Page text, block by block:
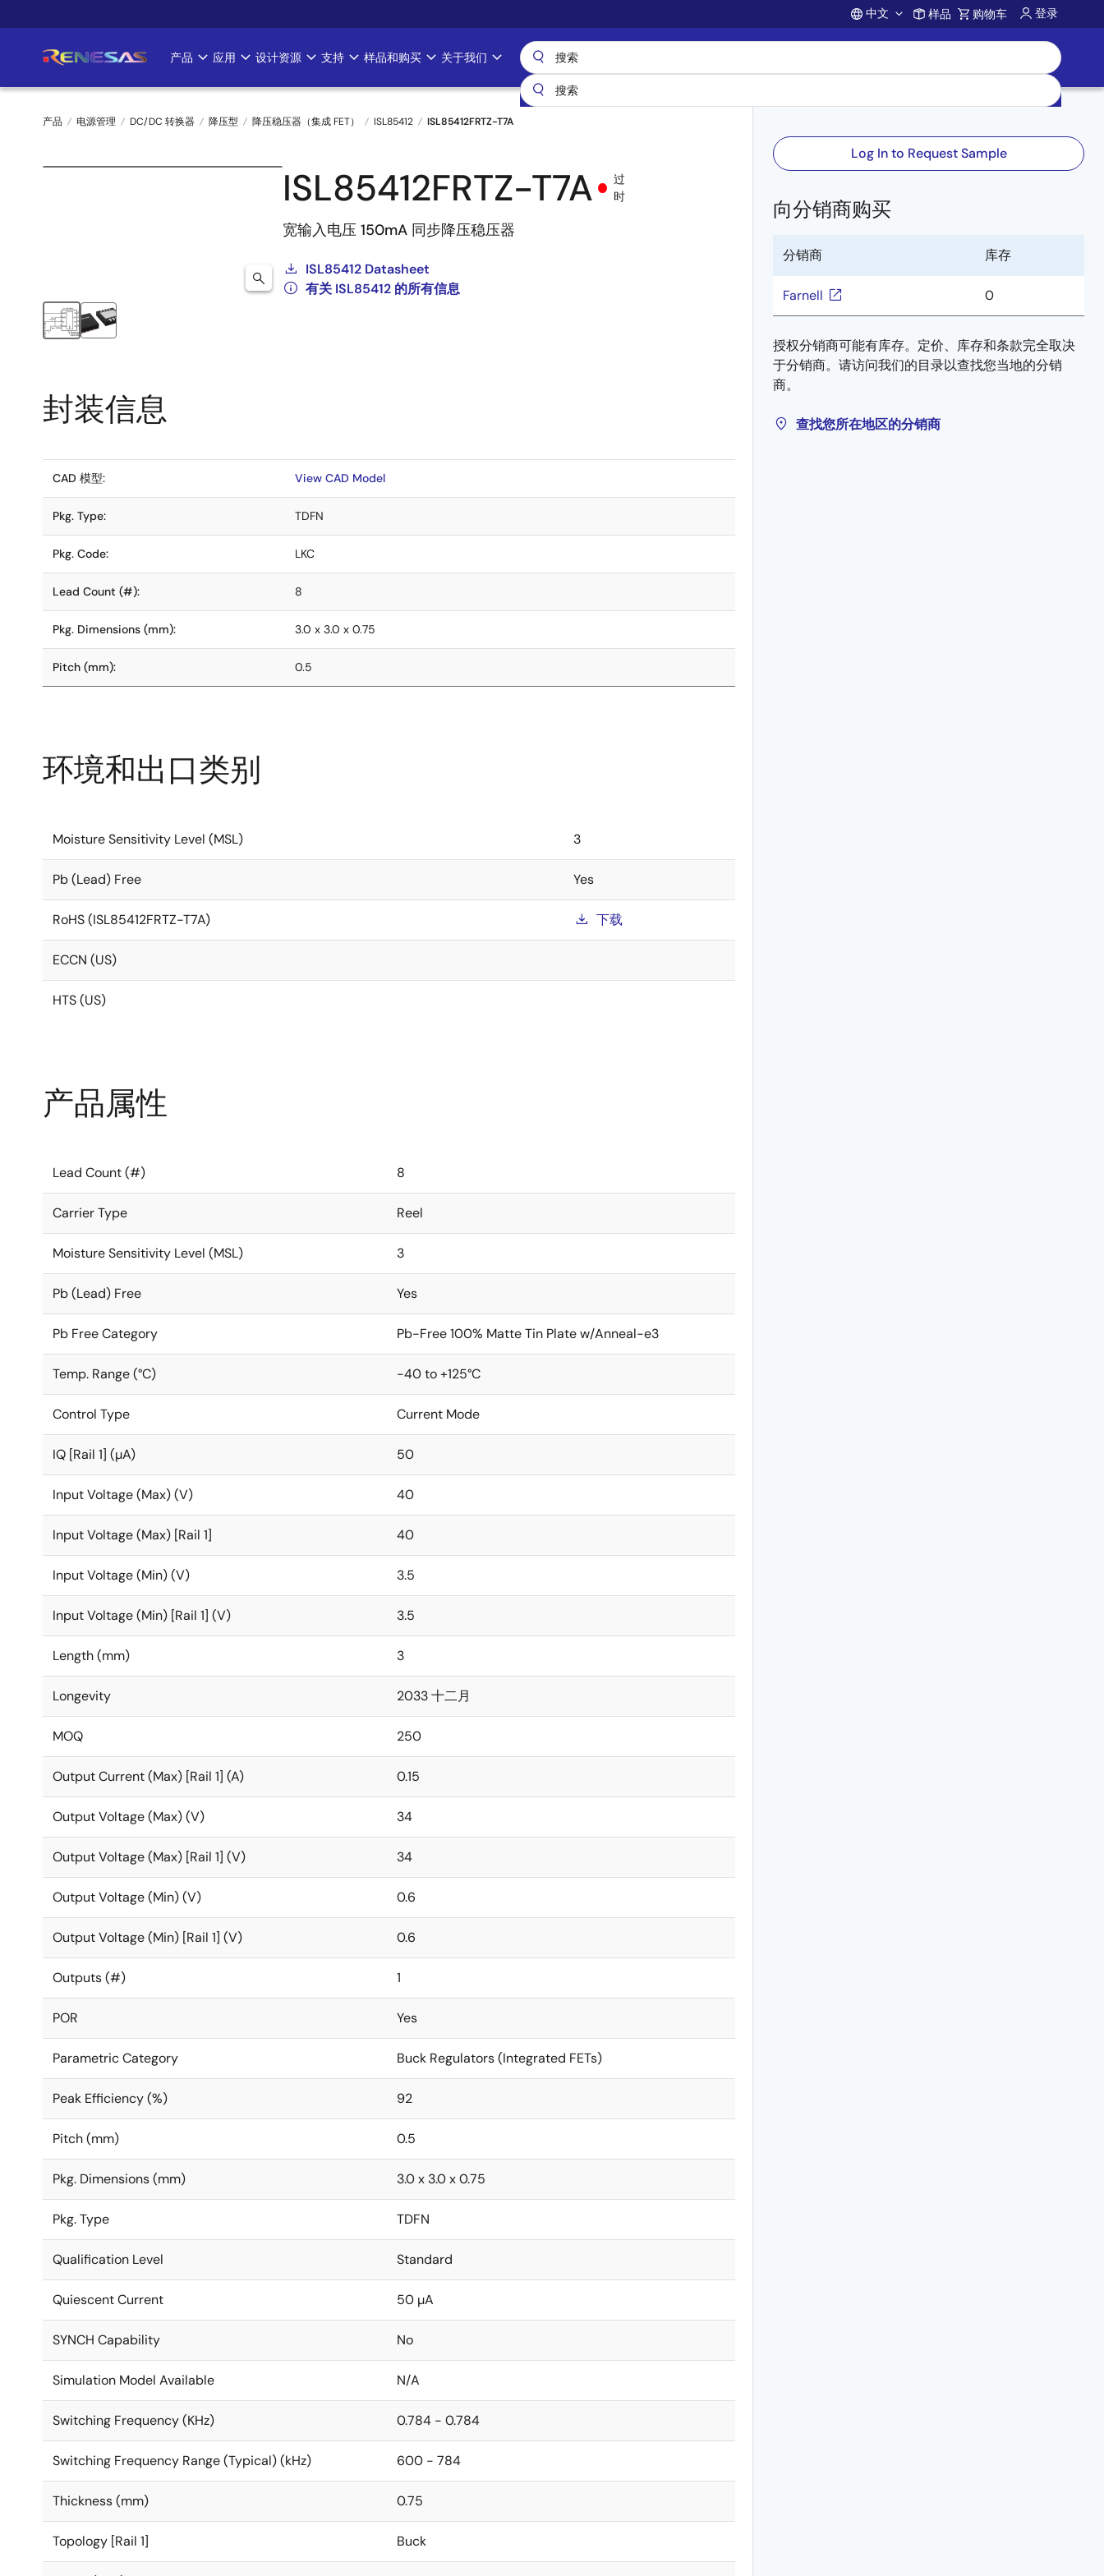
转
要
Account
中文 样品 购物车 登录
Main
navigation
产品 应用 设计资源 支持 样品和购买 关于我们
面
产品 电源管理 DC/DC 转换器 降压型 降压稳压器（集成 FET） ISL85412 ISL85412FRTZ-T7A
ISL85412FRTZ-T7A
过
时
宽输入电压 150mA 同步降压稳压器
ISL85412 Datasheet
有关 ISL85412 的所有信息
Log In to Request Sample
向分销商购买
分销商 库存
Farnell 0
授权分销商可能有库存。定价、库存和条款完全取决
于分销商。请访问我们的目录以查找您当地的分销
商。
查找您所在地区的分销商
封装信息
CAD 模型: View CAD Model
Pkg. Type: TDFN
Pkg. Code: LKC
Lead Count (#): 8
Pkg. Dimensions (mm): 3.0 x 3.0 x 0.75
Pitch (mm): 0.5
环境和出口类别
Moisture Sensitivity Level (MSL) 3
Pb (Lead) Free Yes
RoHS (ISL85412FRTZ-T7A) 下载
ECCN (US)
HTS (US)
产品属性
Lead Count (#) 8
Carrier Type Reel
Moisture Sensitivity Level (MSL) 3
Pb (Lead) Free Yes
Pb Free Category Pb-Free 100% Matte Tin Plate w/Anneal-e3
Temp. Range (°C) -40 to +125°C
Control Type Current Mode
IQ [Rail 1] (µA) 50
Input Voltage (Max) (V) 40
Input Voltage (Max) [Rail 1] 40
Input Voltage (Min) (V) 3.5
Input Voltage (Min) [Rail 1] (V) 3.5
Length (mm) 3
Longevity 2033 十二月
MOQ 250
Output Current (Max) [Rail 1] (A) 0.15
Output Voltage (Max) (V) 34
Output Voltage (Max) [Rail 1] (V) 34
Output Voltage (Min) (V) 0.6
Output Voltage (Min) [Rail 1] (V) 0.6
Outputs (#) 1
POR Yes
Parametric Category Buck Regulators (Integrated FETs)
Peak Efficiency (%) 92
Pitch (mm) 0.5
Pkg. Dimensions (mm) 3.0 x 3.0 x 0.75
Pkg. Type TDFN
Qualification Level Standard
Quiescent Current 50 µA
SYNCH Capability No
Simulation Model Available N/A
Switching Frequency (KHz) 0.784 - 0.784
Switching Frequency Range (Typical) (kHz) 600 - 784
Thickness (mm) 0.75
Topology [Rail 1] Buck